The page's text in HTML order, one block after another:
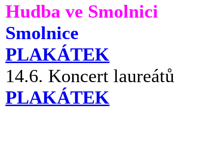
Hudba ve Smolnici
Smolnice
PLAKÁTEK
14.6. Koncert laureátů
PLAKÁTEK